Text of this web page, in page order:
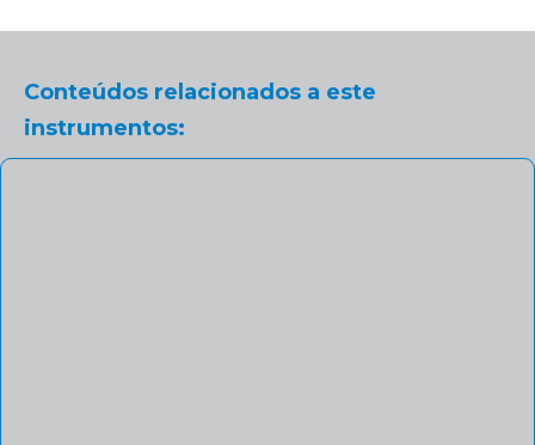
Conteúdos relacionados a este
instrumentos: